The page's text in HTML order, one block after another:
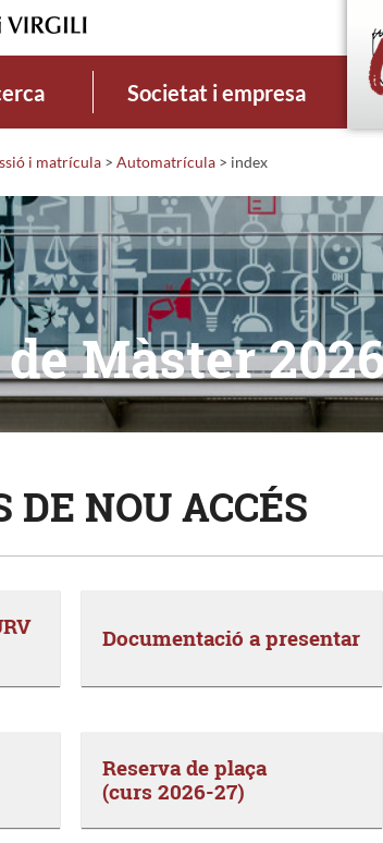
Societat i empresa
i matrícula > Automatrícula > index
Màster
NOU ACCÉS
Documentació a presentar
Reserva de plaça
(curs 2026-27)